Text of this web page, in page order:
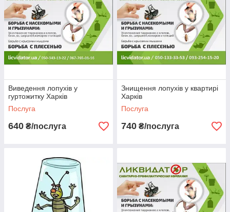
Виведення лопухів у
гуртожитку Харків
Послуга
640 ₴/послуга
Знищення лопухів у квартирі
Харків
Послуга
740 ₴/послуга